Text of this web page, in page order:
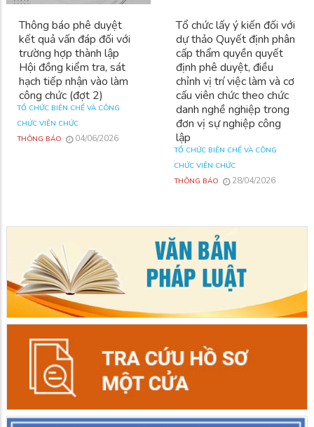
Thông báo phê duyệt
kết quả vấn đáp đối với
trường hợp thành lập
Hội đồng kiểm tra, sát
hạch tiếp nhận vào làm
công chức (đợt 2)
TỔ CHỨC BIÊN CHẾ VÀ CÔNG
CHỨC VIÊN CHỨC
THÔNG BÁO
04/06/2026
Tổ chức lấy ý kiến đối với
dự thảo Quyết định phân
cấp thẩm quyền quyết
định phê duyệt, điều
chỉnh vị trí việc làm và cơ
cấu viên chức theo chức
danh nghề nghiệp trong
đơn vị sự nghiệp công
lập
TỔ CHỨC BIÊN CHẾ VÀ CÔNG
CHỨC VIÊN CHỨC
THÔNG BÁO
28/04/2026